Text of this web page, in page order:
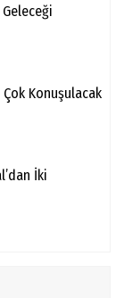
Geleceği
Konuşulacak
İki